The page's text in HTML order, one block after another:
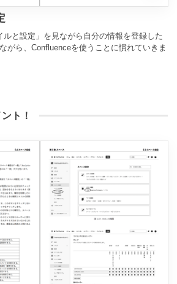
ルと設定」を見ながら自分の情報を登録した
がら、Confluenceを使うことに慣れていきま
ト！